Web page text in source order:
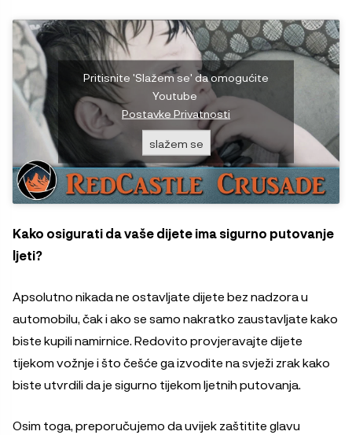
Pritisnite 'Slažem se' da omogućite
Youtube
Postavke Privatnosti
slažem se
Kako osigurati da vaše dijete ima sigurno putovanje
ljeti?
Apsolutno nikada ne ostavljate dijete bez nadzora u
automobilu, čak i ako se samo nakratko zaustavljate kako
biste kupili namirnice. Redovito provjeravajte dijete
tijekom vožnje i što češće ga izvodite na svježi zrak kako
biste utvrdili da je sigurno tijekom ljetnih putovanja.
Osim toga, preporučujemo da uvijek zaštitite glavu